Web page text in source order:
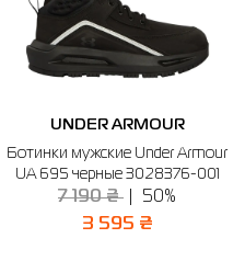
UNDER ARMOUR
Ботинки мужские Under Armour
UA 695 черные 3028376-001
7 190 ₴ 50%
3 595 ₴